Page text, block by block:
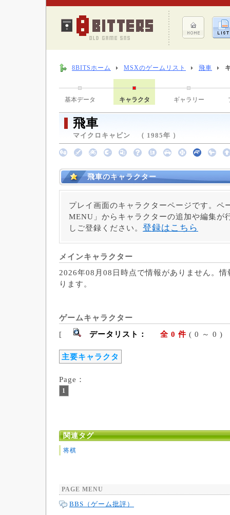
8BITSホーム MSXのゲームリスト 飛車
基本データ キャラクタ ギャラリー
飛車
マイクロキャビン （ 1985年 ）
飛車のキャラクター
プレイ画面のキャラクターページです。ペ
MENU」からキャラクターの追加や編集が
しご登録ください。 登録はこちら
メインキャラクター
2026年08月08日時点で情報がありません。
ります。
ゲームキャラクター
[
データリスト： 全 0 件 ( 0
主要キャラクタ
Page：
1
関連タグ
将棋
PAGE MENU
BBS（ゲーム批評）